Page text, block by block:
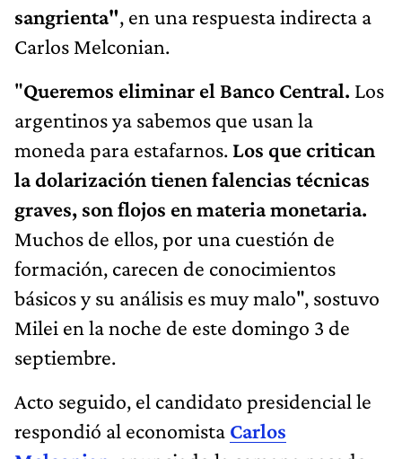
sangrienta", en una respuesta indirecta a
Carlos Melconian.
"Queremos eliminar el Banco Central. Los
argentinos ya sabemos que usan la
moneda para estafarnos. Los que critican
la dolarización tienen falencias técnicas
graves, son flojos en materia monetaria.
Muchos de ellos, por una cuestión de
formación, carecen de conocimientos
básicos y su análisis es muy malo", sostuvo
Milei en la noche de este domingo 3 de
septiembre.
Acto seguido, el candidato presidencial le
respondió al economista Carlos